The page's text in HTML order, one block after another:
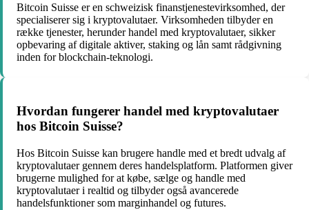
Bitcoin Suisse er en schweizisk finanstjenestevirksomhed, der
specialiserer sig i kryptovalutaer. Virksomheden tilbyder en
række tjenester, herunder handel med kryptovalutaer, sikker
opbevaring af digitale aktiver, staking og lån samt rådgivning
inden for blockchain-teknologi.
Hvordan fungerer handel med kryptovalutaer
hos Bitcoin Suisse?
Hos Bitcoin Suisse kan brugere handle med et bredt udvalg af
kryptovalutaer gennem deres handelsplatform. Platformen giver
brugerne mulighed for at købe, sælge og handle med
kryptovalutaer i realtid og tilbyder også avancerede
handelsfunktioner som marginhandel og futures.